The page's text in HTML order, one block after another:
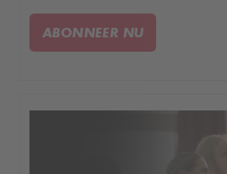
ABONNEER NU